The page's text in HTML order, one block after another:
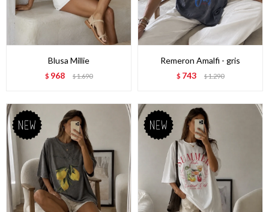
Blusa Millie
$ 968 $1.690
Remeron Amalfi - gris
$ 743 $1.290